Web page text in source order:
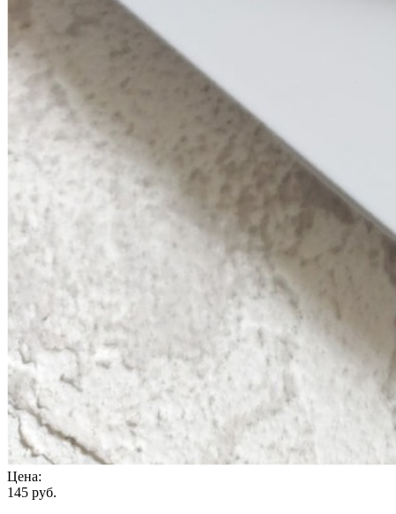
Цена:
145 руб.